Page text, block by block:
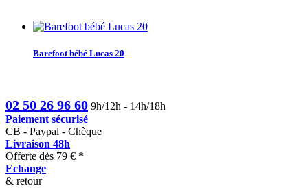
Barefoot bébé Lucas 20
02 50 26 96 60 9h/12h - 14h/18h
Paiement sécurisé
CB - Paypal - Chèque
Livraison 48h
Offerte dès 79 € *
Echange
& retour